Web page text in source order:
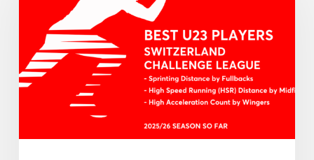
Switzerland
Challenge
League
em
físicos